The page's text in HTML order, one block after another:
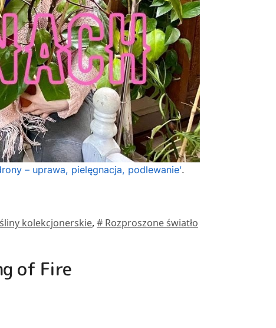
– uprawa, pielęgnacja, podlewanie'.
kolekcjonerskie, # Rozproszone światło
of Fire